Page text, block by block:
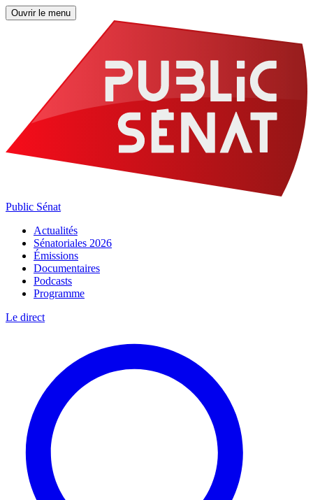
Ouvrir le menu
Public Sénat
Actualités
Sénatoriales 2026
Émissions
Documentaires
Podcasts
Programme
Le direct